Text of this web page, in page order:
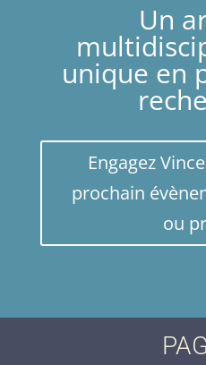
Un
unique en
Engagez
prochain
ou